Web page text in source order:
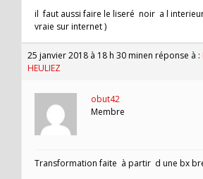
il faut aussi faire le liseré noir a l
vraie sur internet )
25 janvier 2018 à 18 h 30 minen réponse à :
HEULIEZ
obut42
Membre
Transformation faite à partir d une bx